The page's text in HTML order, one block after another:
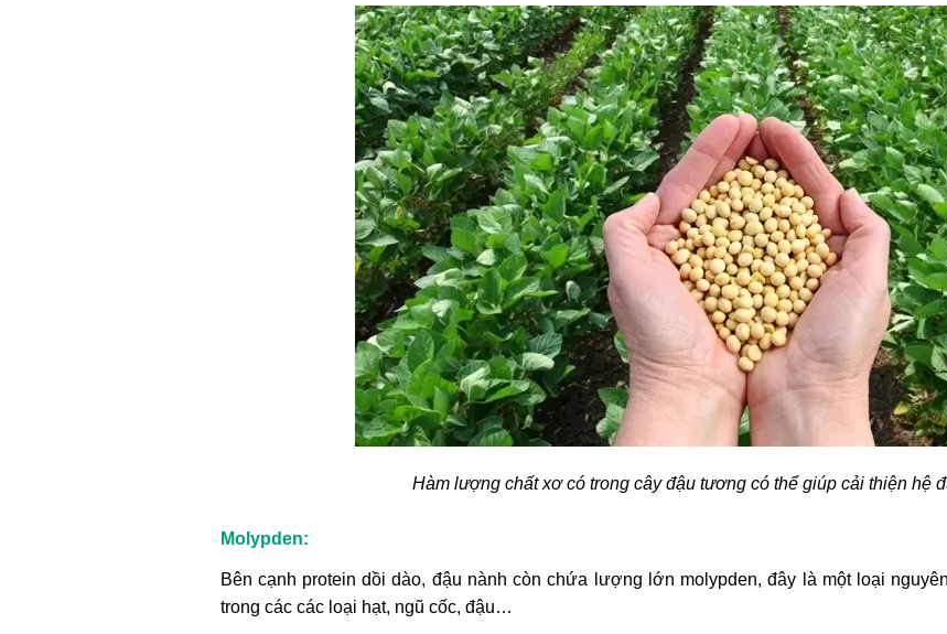
Hàm lượng chất xơ có trong cây đậu tương có thể giúp cải thiện hệ
Molypden:
Bên cạnh protein dồi dào, đậu nành còn chứa lượng lớn molypden, đây là một loại
trong các các loại hạt, ngũ cốc, đậu…